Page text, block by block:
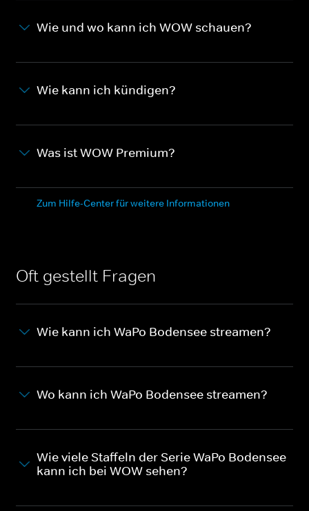
Wie und wo kann ich WOW schauen?
Wie kann ich kündigen?
Was ist WOW Premium?
Zum Hilfe-Center für weitere Informationen
Oft gestellt Fragen
Wie kann ich WaPo Bodensee streamen?
Wo kann ich WaPo Bodensee streamen?
Wie viele Staffeln der Serie WaPo Bodensee
kann ich bei WOW sehen?